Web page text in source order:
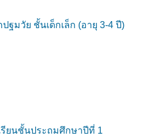
มวัย ชั้นเด็กเล็ก (อายุ 3-4 ปี)
ยนชั้นประถมศึกษาปีที่ 1